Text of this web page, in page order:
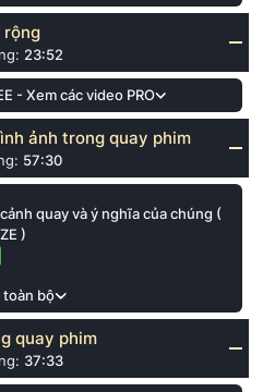
rộng
23:52
- Xem các video PRO
ảnh trong quay phim
57:30
quay và ý nghĩa của chúng (
)
toàn bộ
quay phim
37:33